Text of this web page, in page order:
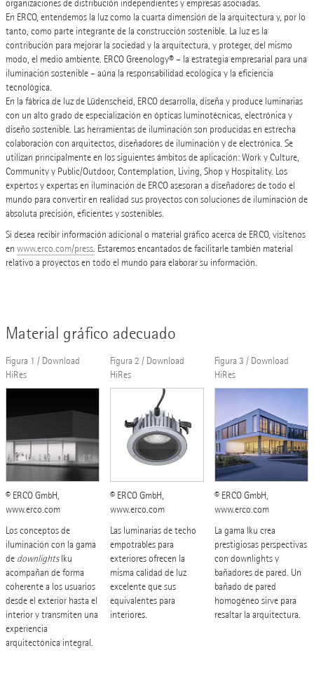
organizaciones de distribución independientes y empresas asociadas.
En ERCO, entendemos la luz como la cuarta dimensión de la arquitectura y, por lo
tanto, como parte integrante de la construcción sostenible. La luz es la
contribución para mejorar la sociedad y la arquitectura, y proteger, del mismo
modo, el medio ambiente. ERCO Greenology® – la estrategia empresarial para una
iluminación sostenible – aúna la responsabilidad ecológica y la eficiencia
tecnológica.
En la fábrica de luz de Lüdenscheid, ERCO desarrolla, diseña y produce luminarias
con un alto grado de especialización en ópticas luminotécnicas, electrónica y
diseño sostenible. Las herramientas de iluminación son producidas en estrecha
colaboración con arquitectos, diseñadores de iluminación y de electrónica. Se
utilizan principalmente en los siguientes ámbitos de aplicación: Work y Culture,
Community y Public/Outdoor, Contemplation, Living, Shop y Hospitality. Los
expertos y expertas en iluminación de ERCO asesoran a diseñadores de todo el
mundo para convertir en realidad sus proyectos con soluciones de iluminación de
absoluta precisión, eficientes y sostenibles.
Si desea recibir información adicional o material gráfico acerca de ERCO, visítenos
en www.erco.com/press. Estaremos encantados de facilitarle también material
relativo a proyectos en todo el mundo para elaborar su información.
Material gráfico adecuado
Figura 1 / Download
HiRes
© ERCO GmbH,
www.erco.com
Los conceptos de
iluminación con la gama
de downlightsIku
acompañan de forma
coherente a los usuarios
desde el exterior hasta el
interior y transmiten una
experiencia
arquitectónica integral.
Figura 2 / Download
HiRes
© ERCO GmbH,
www.erco.com
Las luminarias de techo
empotrables para
exteriores ofrecen la
misma calidad de luz
excelente que sus
equivalentes para
interiores.
Figura 3 / Download
HiRes
© ERCO GmbH,
www.erco.com
La gama Iku crea
prestigiosas perspectivas
con downlights y
bañadores de pared. Un
bañado de pared
homogéneo sirve para
resaltar la arquitectura.